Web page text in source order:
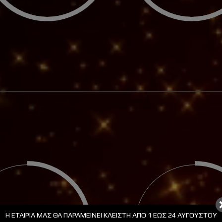
PLEXIGLASS ΜΕ
ΣΤΟΛΙΔΙΑ PLEXIGLASS ΜΕ
85 75
Η ΕΤΑΙΡΊΑ ΜΑΣ ΘΑ ΠΑΡΑΜΕΊΝΕΙ ΚΛΕΙΣΤΉ ΑΠΟ 1 ΕΩΣ 24 ΑΥΓΟΎΣΤΟΥ